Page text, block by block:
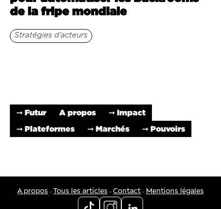
de la fripe mondiale
Stratégies d’acteurs
➞ Futur A propos
➞ Impact
➞ Plateformes
➞ Marchés ➞ Pouvoirs
A propos - Tous les articles - Contact - Mentions légales